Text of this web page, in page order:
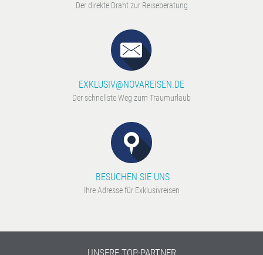
Der direkte Draht zur Reiseberatung
EXKLUSIV@NOVAREISEN.DE
Der schnellste Weg zum Traumurlaub
BESUCHEN SIE UNS
Ihre Adresse für Exklusivreisen